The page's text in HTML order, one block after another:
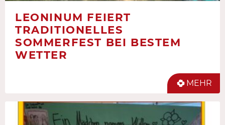
LEONINUM FEIERT
TRADITIONELLES
SOMMERFEST BEI BESTEM
WETTER
MEHR